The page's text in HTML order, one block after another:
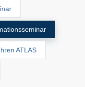
ATLAS